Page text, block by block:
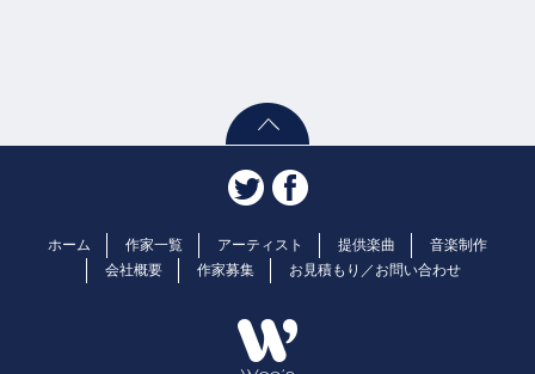
ホーム 作家一覧 アーティスト 提供楽曲
音楽制作
会社概要
作家募集 お見積もり／お問い合わせ